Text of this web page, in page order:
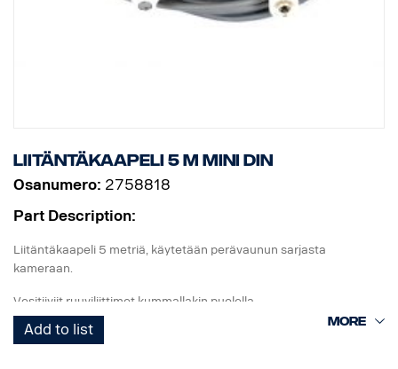
Liitäntäkaapeli 5 m MINI DIN
Osanumero: 2758818
Part Description:
Liitäntäkaapeli 5 metriä, käytetään perävaunun sarjasta
kameraan.
Vesitiiviit ruuviliittimet kummallakin puolella.
Add to list